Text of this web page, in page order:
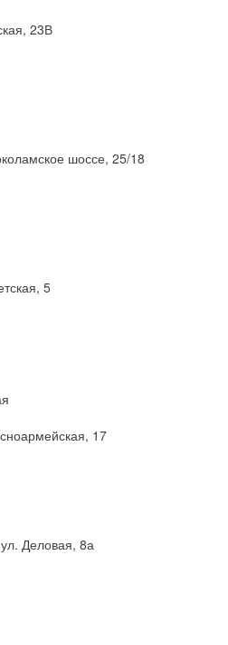
23В
шоссе, 25/18
5
17
Деловая, 8а